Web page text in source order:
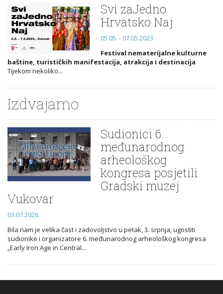
Svi zaJedno
Hrvatsko Naj
05.05. - 07.05.2023.
Festival nematerijalne kulturne
baštine, turističkih manifestacija, atrakcija i destinacija
Tijekom nekoliko...
Izdvajamo
Sudionici 6.
međunarodnog
arheološkog
kongresa posjetili
Gradski muzej
Vukovar
03.07.2026.
Bila nam je velika čast i zadovoljstvo u petak, 3. srpnja, ugostiti
sudionike i organizatore 6. međunarodnog arheološkog kongresa
„Early Iron Age in Central...